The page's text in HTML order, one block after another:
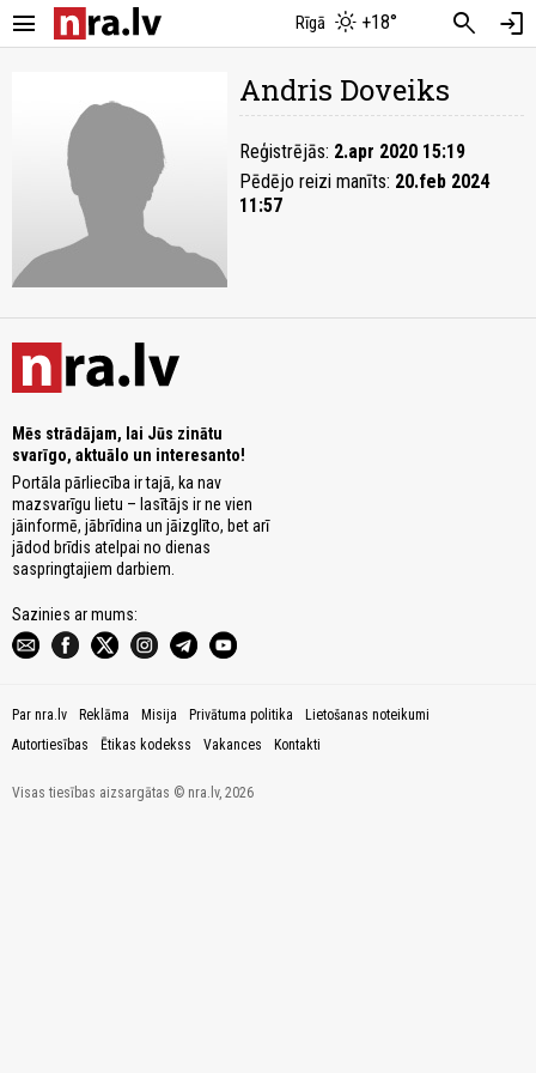
menu Rīgā +18° search login
Andris Doveiks
Reģistrējās: 2.apr 2020 15:19
Pēdējo reizi manīts: 20.feb 2024
11:57
Mēs strādājam, lai Jūs zinātu
svarīgo, aktuālo un interesanto!
Portāla pārliecība ir tajā, ka nav
mazsvarīgu lietu – lasītājs ir ne vien
jāinformē, jābrīdina un jāizglīto, bet arī
jādod brīdis atelpai no dienas
saspringtajiem darbiem.
Sazinies ar mums:
Par nra.lv Reklāma Misija Privātuma politika
Lietošanas noteikumi
Autortiesības
Ētikas kodekss Vakances Kontakti
Visas tiesības aizsargātas © nra.lv, 2026